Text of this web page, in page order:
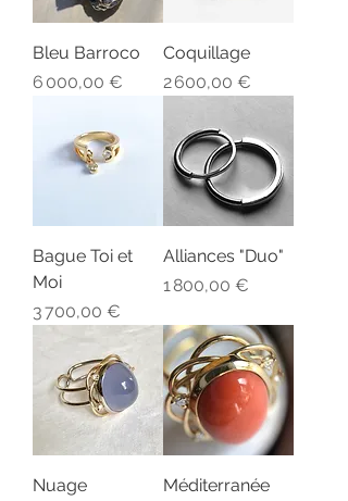
Bleu Barroco
Prix
6 000,00 €
Coquillage
Prix
2 600,00 €
Bague Toi et
Moi
Prix
3 700,00 €
Alliances "Duo"
Prix
1 800,00 €
Nuage
Méditerranée